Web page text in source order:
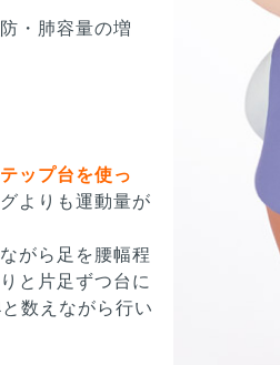
・肺容量の増
ップ台を使っ
よりも運動量が
がら足を腰幅程
と片足ずつ台に
数えながら行い